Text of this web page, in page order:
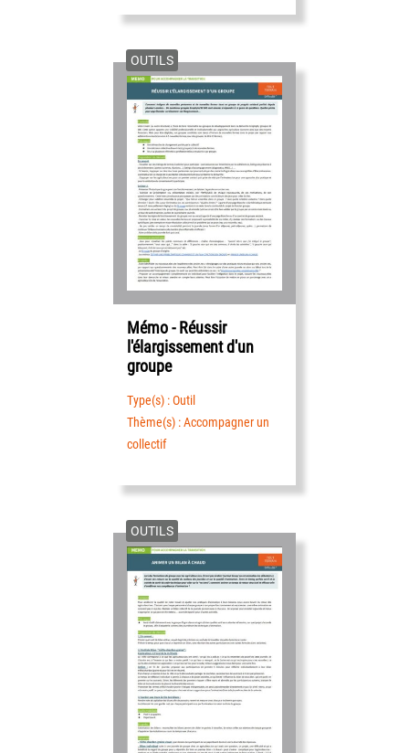
OUTILS
Mémo - Réussir
l'élargissement d'un
groupe
Type(s) : Outil
Thème(s) : Accompagner un
collectif
OUTILS